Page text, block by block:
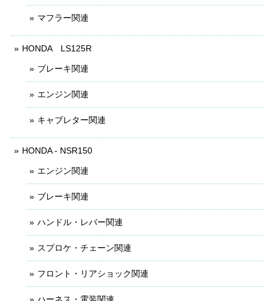
マフラー関連
HONDA LS125R
ブレーキ関連
エンジン関連
キャブレター関連
HONDA - NSR150
エンジン関連
ブレーキ関連
ハンドル・レバー関連
スプロケ・チェーン関連
フロント・リアショック関連